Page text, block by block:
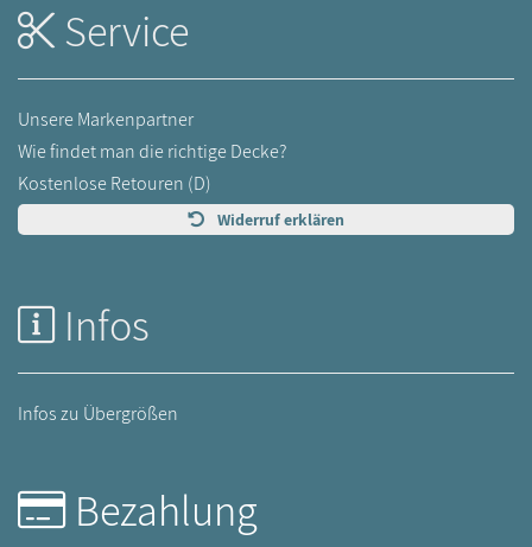
Service
Unsere Markenpartner
Wie findet man die richtige Decke?
Kostenlose Retouren (D)
Widerruf erklären
Infos
Infos zu Übergrößen
Bezahlung